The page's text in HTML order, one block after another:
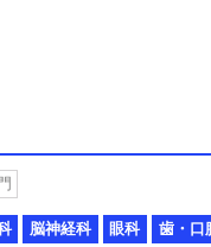
脳神経科 眼科 歯・口